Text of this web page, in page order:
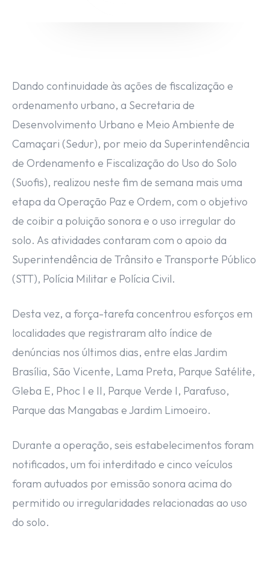
(71) 9 9981-0262
Dando continuidade às ações de fiscalização e
ordenamento urbano, a Secretaria de
Desenvolvimento Urbano e Meio Ambiente de
Camaçari (Sedur), por meio da Superintendência
de Ordenamento e Fiscalização do Uso do Solo
(Suofis), realizou neste fim de semana mais uma
etapa da Operação Paz e Ordem, com o objetivo
de coibir a poluição sonora e o uso irregular do
solo. As atividades contaram com o apoio da
Superintendência de Trânsito e Transporte Público
(STT), Polícia Militar e Polícia Civil.
Desta vez, a força-tarefa concentrou esforços em
localidades que registraram alto índice de
denúncias nos últimos dias, entre elas Jardim
Brasília, São Vicente, Lama Preta, Parque Satélite,
Gleba E, Phoc I e II, Parque Verde I, Parafuso,
Parque das Mangabas e Jardim Limoeiro.
Durante a operação, seis estabelecimentos foram
notificados, um foi interditado e cinco veículos
foram autuados por emissão sonora acima do
permitido ou irregularidades relacionadas ao uso
do solo.